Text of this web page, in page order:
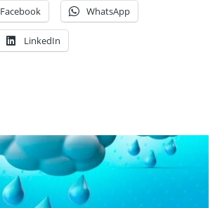
Facebook WhatsApp
LinkedIn